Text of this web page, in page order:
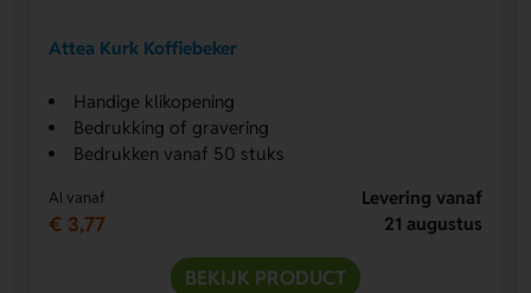
Attea Kurk Koffiebeker
Handige klikopening
Bedrukking of gravering
Bedrukken vanaf 50 stuks
Al vanaf
€ 3,77
Levering vanaf
21 augustus
BEKIJK PRODUCT